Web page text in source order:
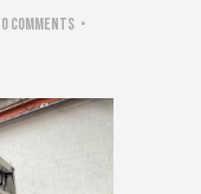
0 Comments